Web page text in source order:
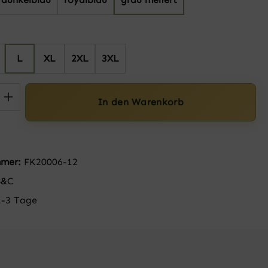
L XL 2XL 3XL
Gib den gewünschten Wert
In den Warenkorb
FK20006-12
3 Tage